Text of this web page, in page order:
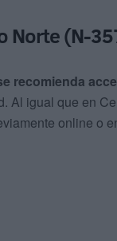
Norte (N-
recomienda
Al igual que en
online o